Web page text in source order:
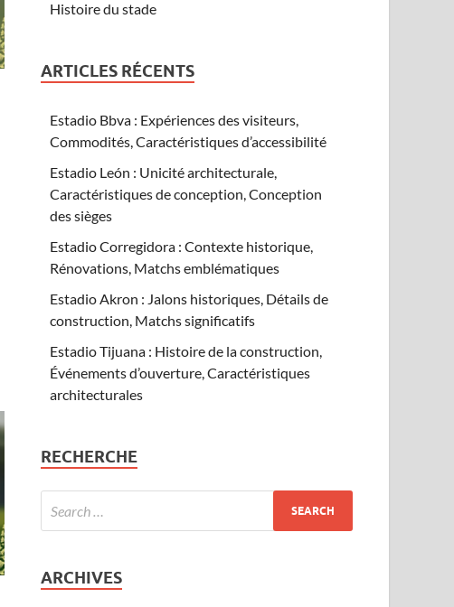
Histoire du stade
ARTICLES RÉCENTS
Estadio Bbva : Expériences des visiteurs,
Commodités, Caractéristiques d’accessibilité
Estadio León : Unicité architecturale,
Caractéristiques de conception, Conception
des sièges
Estadio Corregidora : Contexte historique,
Rénovations, Matchs emblématiques
Estadio Akron : Jalons historiques, Détails de
construction, Matchs significatifs
Estadio Tijuana : Histoire de la construction,
Événements d’ouverture, Caractéristiques
architecturales
RECHERCHE
ARCHIVES